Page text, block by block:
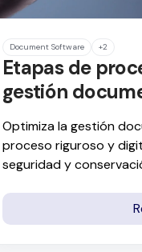
Document Software +2
Etapas de
gestión
Optimiza la gestión
proceso riguroso y
seguridad y